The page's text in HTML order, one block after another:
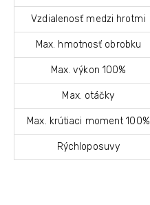
Vzdialenosť medzi hrotmi
Max. hmotnosť obrobku
Max. výkon 100%
Max. otáčky
Max. krútiaci moment 100%
Rýchloposuvy